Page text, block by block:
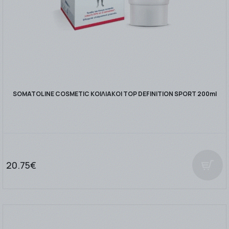
SOMATOLINE COSMETIC ΚΟΙΛΙΑΚΟΙ TOP DEFINITION SPORT 200ml
20.75€